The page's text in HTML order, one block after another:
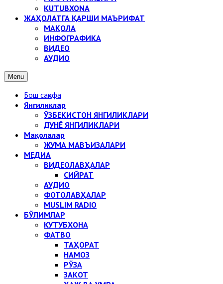
KUTUBXONA
ЖАҲОЛАТГА ҚАРШИ МАЪРИФАТ
МАҚОЛА
ИНФОГРАФИКА
ВИДЕО
АУДИО
Menu
Бош саҳифа
Янгиликлар
ЎЗБЕКИСТОН ЯНГИЛИКЛАРИ
ДУНЁ ЯНГИЛИКЛАРИ
Мақолалар
ЖУМА МАВЪИЗАЛАРИ
МЕДИА
ВИДЕОЛАВҲАЛАР
СИЙРАТ
АУДИО
ФОТОЛАВҲАЛАР
MUSLIM RADIO
БЎЛИМЛАР
КУТУБХОНА
ФАТВО
ТАҲОРАТ
НАМОЗ
РЎЗА
ЗАКОТ